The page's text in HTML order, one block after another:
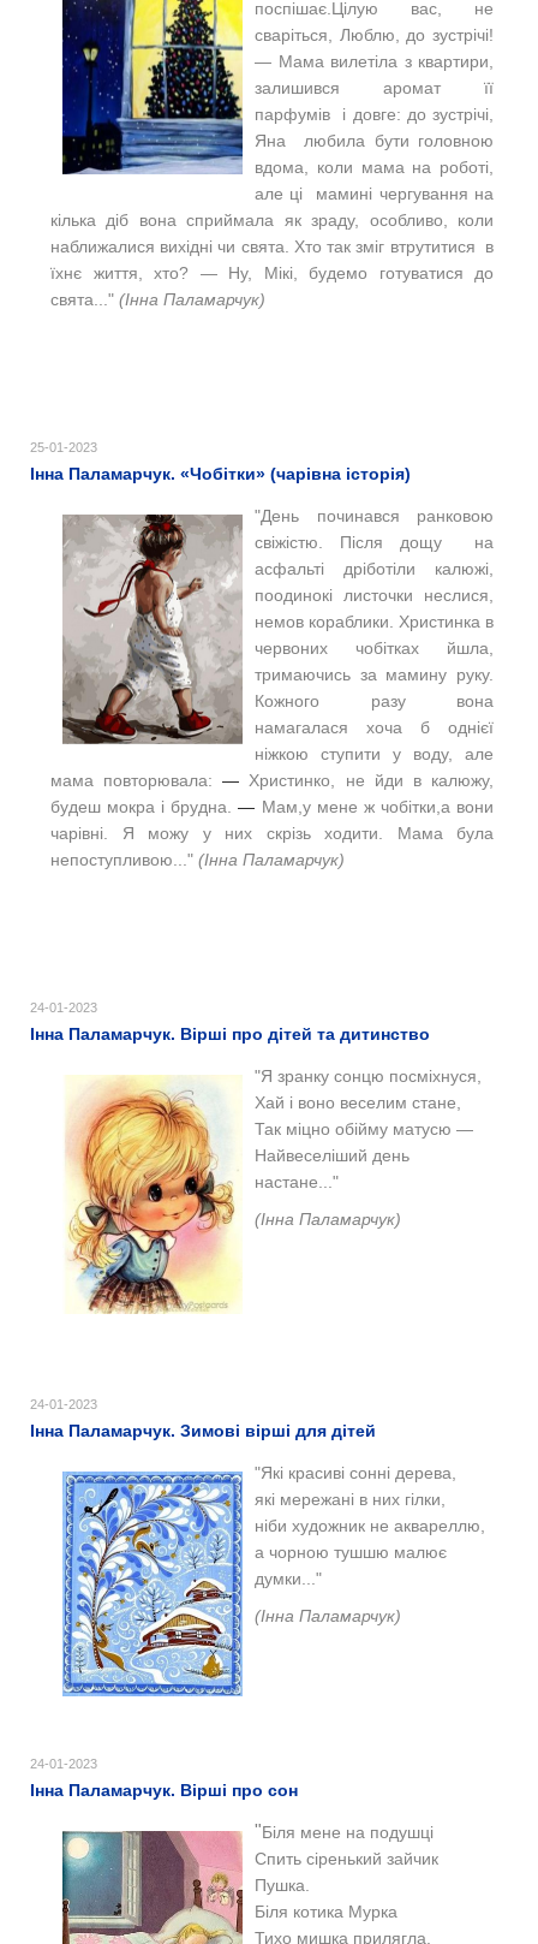
поспішає.Цілую вас, не
сваріться, Люблю, до зустрічі!
— Мама вилетіла з квартири,
залишився аромат її
парфумів і довге: до зустрічі,
Яна любила бути головною
вдома, коли мама на роботі,
але ці мамині чергування на
кілька діб вона сприймала як зраду, особливо, коли
наближалися вихідні чи свята. Хто так зміг втрутитися в
їхнє життя, хто? — Ну, Мікі, будемо готуватися до
свята..." (Інна Паламарчук)
25-01-2023
Інна Паламарчук. «Чобітки» (чарівна історія)
"День починався ранковою
свіжістю. Після дощу на
асфальті дріботіли калюжі,
поодинокі листочки неслися,
немов кораблики. Христинка в
червоних чобітках йшла,
тримаючись за мамину руку.
Кожного разу вона
намагалася хоча б однієї
ніжкою ступити у воду, але
мама повторювала:— Христинко, не йди в калюжу,
будеш мокра і брудна.— Мам,у мене ж чобітки,а вони
чарівні. Я можу у них скрізь ходити. Мама була
непоступливою..." (Інна Паламарчук)
24-01-2023
Інна Паламарчук. Вірші про дітей та дитинство
"Я зранку сонцю посміхнуся,
Хай і воно веселим стане,
Так міцно обійму матусю —
Найвеселіший день
настане..."
(Інна Паламарчук)
24-01-2023
Інна Паламарчук. Зимові вірші для дітей
"Які красиві сонні дерева,
які мережані в них гілки,
ніби художник не аквареллю,
а чорною тушшю малює
думки..."
(Інна Паламарчук)
24-01-2023
Інна Паламарчук. Вірші про сон
"Біля мене на подушці
Спить сіренький зайчик
Пушка.
Біля котика Мурка
Тихо мишка прилягла.